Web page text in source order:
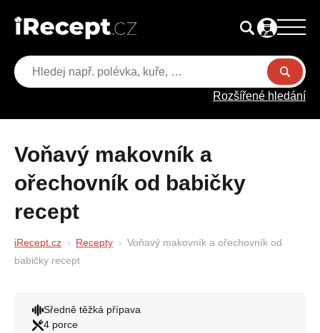
Rozšířené hledání
Voňavý makovník a
ořechovník od babičky
recept
iRecept.cz Recepty
Voňavý makovník a ořechovník od
babičky recept
Sředně těžká přípava
4 porce